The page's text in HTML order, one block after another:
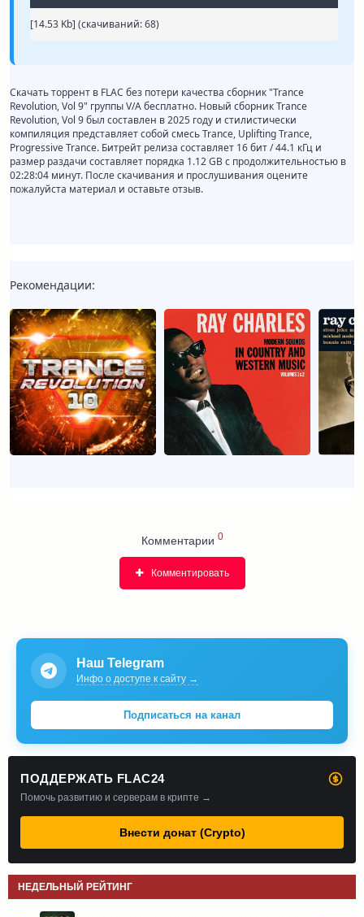
[14.53 Kb] (cкачиваний: 68)
Скачать торрент в FLAC без потери качества сборник "Trance
Revolution, Vol 9" группы V/A бесплатно. Новый сборник Trance
Revolution, Vol 9 был составлен в 2025 году и стилистически
компиляция представляет собой смесь Trance, Uplifting Trance,
Progressive Trance. Битрейт релиза составляет 16 бит / 44.1 кГц и
размер раздачи составляет порядка 1.12 GB с продолжительностью в
02:28:04 минут. После скачивания и прослушивания оцените
пожалуйста материал и оставьте отзыв.
Рекомендации:
Комментарии 0
Комментировать
Наш Telegram
Инфо о доступе к сайту →
Подписаться на канал
ПОДДЕРЖАТЬ FLAC24
Помочь развитию и серверам в крипте →
Внести донат (Crypto)
НЕДЕЛЬНЫЙ РЕЙТИНГ